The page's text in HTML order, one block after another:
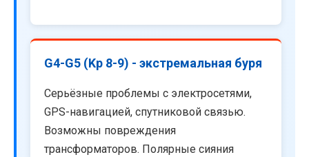
G4-G5 (Kp 8-9) - экстремальная буря
Серьёзные проблемы с электросетями,
GPS-навигацией, спутниковой связью.
Возможны повреждения
трансформаторов. Полярные сияния